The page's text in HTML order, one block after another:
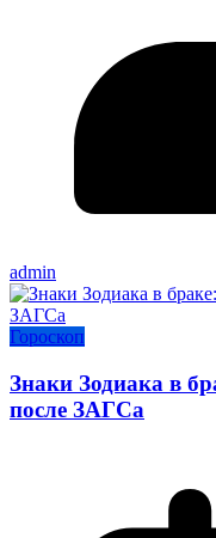
admin
Гороскоп
Знаки Зодиака в
после ЗАГСа